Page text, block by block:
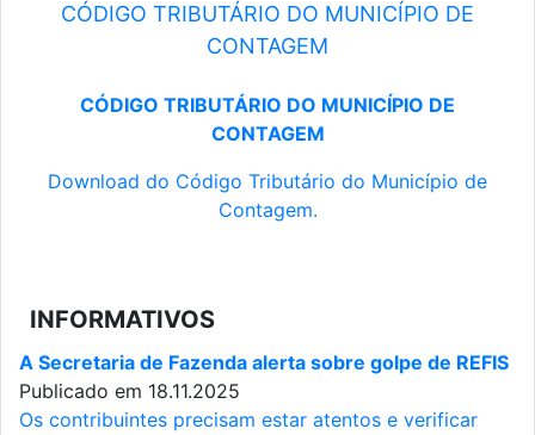
CÓDIGO TRIBUTÁRIO DO MUNICÍPIO DE
CONTAGEM
CÓDIGO TRIBUTÁRIO DO MUNICÍPIO DE
CONTAGEM
Download do Código Tributário do Município de
Contagem.
INFORMATIVOS
A Secretaria de Fazenda alerta sobre golpe de REFIS
Publicado em 18.11.2025
Os contribuintes precisam estar atentos e verificar